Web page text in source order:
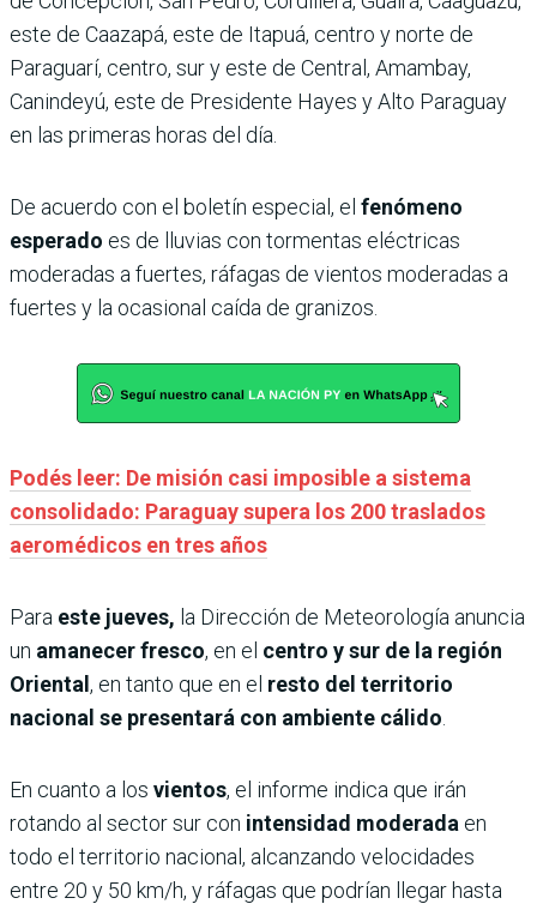
este de Caazapá, este de Itapuá, centro y norte de
Paraguarí, centro, sur y este de Central, Amambay,
Canindeyú, este de Presidente Hayes y Alto Paraguay
en las primeras horas del día.
De acuerdo con el boletín especial, el fenómeno
esperado es de lluvias con tormentas eléctricas
moderadas a fuertes, ráfagas de vientos moderadas a
fuertes y la ocasional caída de granizos.
Podés leer: De misión casi imposible a sistema
consolidado: Paraguay supera los 200 traslados
aeromédicos en tres años
Para este jueves, la Dirección de Meteorología anuncia
un amanecer fresco, en el centro y sur de la región
Oriental , en tanto que en el resto del territorio
nacional se presentará con ambiente cálido.
En cuanto a los vientos, el informe indica que irán
rotando al sector sur con intensidad moderada en
todo el territorio nacional, alcanzando velocidades
entre 20 y 50 km/h, y ráfagas que podrían llegar hasta